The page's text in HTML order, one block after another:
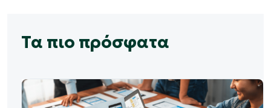
Τα πιο πρόσφατα